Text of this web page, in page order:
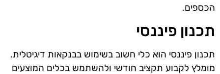
הכספים.
תכנון פיננסי
תכנון פיננסי הוא כלי חשוב בשימוש בבנקאות דיגיטלית.
מומלץ לקבוע תקציב חודשי ולהשתמש בכלים המוצעים